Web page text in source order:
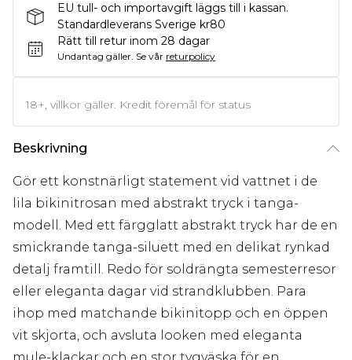
EU tull- och importavgift läggs till i kassan.
Standardleverans Sverige kr80
Rätt till retur inom 28 dagar
Undantag gäller. Se vår returpolicy
18+, villkor gäller. Kredit föremål för status
Beskrivning
Gör ett konstnärligt statement vid vattnet i de
lila bikinitrosan med abstrakt tryck i tanga-
modell. Med ett färgglatt abstrakt tryck har de en
smickrande tanga-siluett med en delikat rynkad
detalj framtill. Redo för soldrängta semesterresor
eller eleganta dagar vid strandklubben. Para
ihop med matchande bikinitopp och en öppen
vit skjorta, och avsluta looken med eleganta